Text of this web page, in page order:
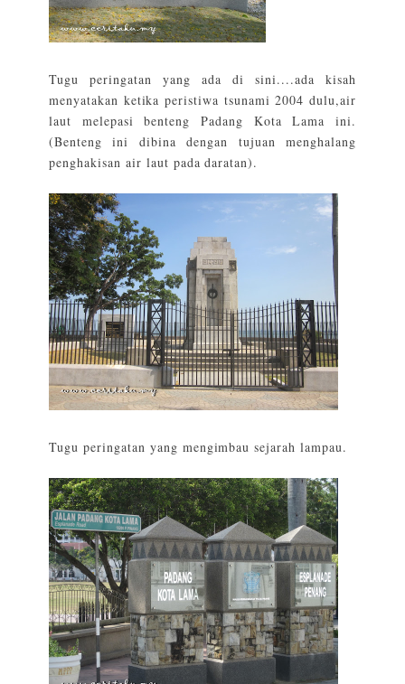
Tugu peringatan yang ada di sini....ada kisah
menyatakan ketika peristiwa tsunami 2004 dulu,air
laut melepasi benteng Padang Kota Lama ini.
(Benteng ini dibina dengan tujuan menghalang
penghakisan air laut pada daratan).
Tugu peringatan yang mengimbau sejarah lampau.